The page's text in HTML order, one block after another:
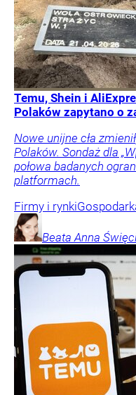
Temu, Shein i
Polaków zapytano o
Nowe unijne cła
Polaków. Sondaż dla
połowa badanych
platformach.
Firmy i rynki
Beata Anna